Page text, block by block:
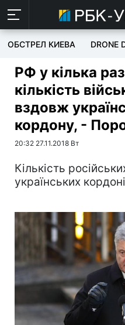
ОБСТРЕЛ КИЕВА DRONE
РФ у кілька
кількість
вздовж
кордону, -
20:32 27.11.2018 Вт
Кількість
українських